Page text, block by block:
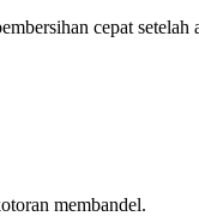
cepat setelah
membandel.